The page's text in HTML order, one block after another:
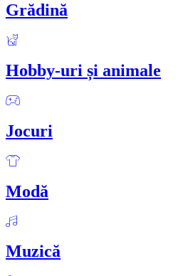
Grădină
Hobby-uri și animale
Jocuri
Modă
Muzică